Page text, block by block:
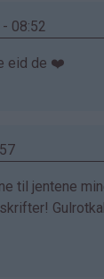
08:52
eid de ❤️
til jentene